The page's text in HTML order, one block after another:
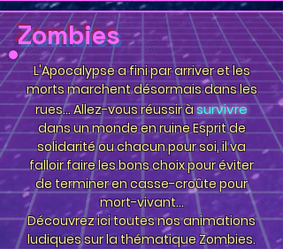
Zombies
L'Apocalypse a fini par arriver et les
morts marchent désormais dans les
rues... Allez-vous réussir àsurvivre
dans un monde en ruine Esprit de
solidarité ou chacun pour soi, il va
falloir faire les bons choix pour éviter
de terminer en casse-croûte pour
mort-vivant...
Découvrez ici toutes nos animations
ludiques sur la thématique Zombies.